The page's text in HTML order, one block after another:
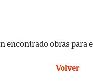
encontrado obras para
Volver